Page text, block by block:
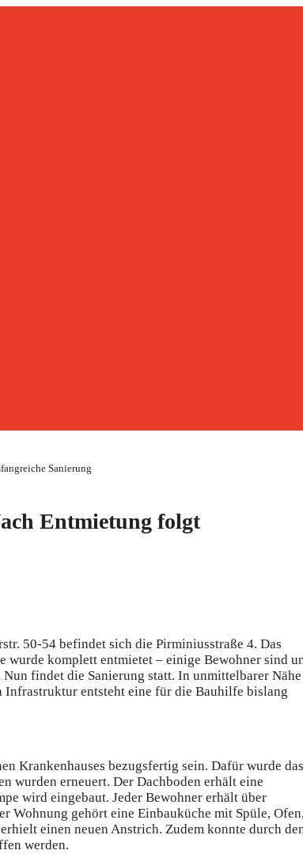
Sanierung
Entmietung folgt
50-54 befindet sich die Pirminiusstraße 4. Das
wurde komplett entmietet – einige Bewohner sind
findet die Sanierung statt. In unmittelbarer
entsteht eine für die Bauhilfe bislang
Krankenhauses bezugsfertig sein. Dafür wurde das
wurden erneuert. Der Dachboden erhält eine
wird eingebaut. Jeder Bewohner erhält über
Wohnung gehört eine Einbauküche mit Spüle,
einen neuen Anstrich. Zudem konnte durch
werden.